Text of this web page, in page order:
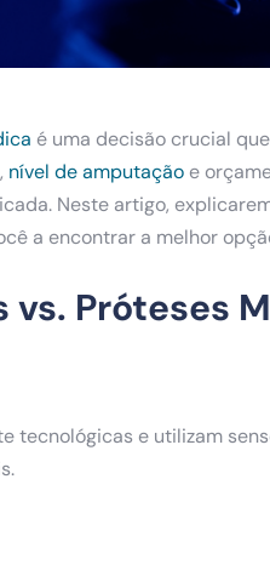
é uma decisão crucial
nível de amputação e
Neste artigo,
a encontrar a melhor
vs. Próteses
tecnológicas e utilizam